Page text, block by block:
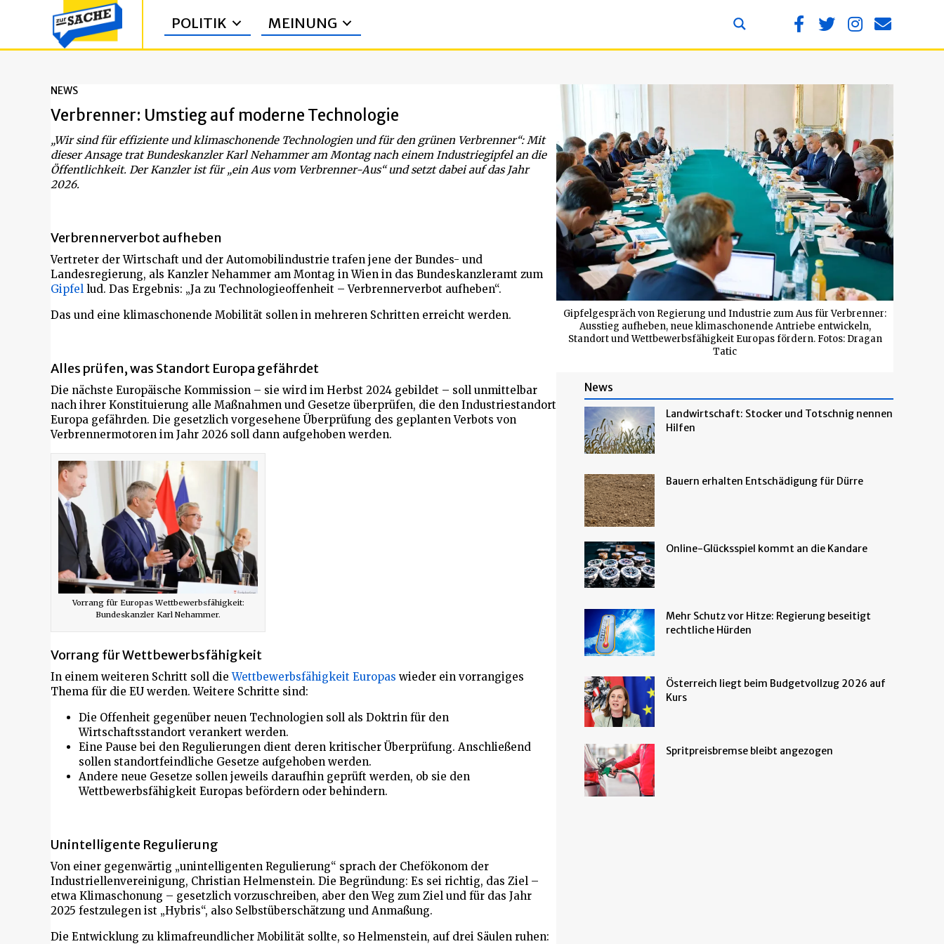
POLITIK MEINUNG
NEWS
Verbrenner: Umstieg auf moderne Technologie
„Wir sind für effiziente und klimaschonende Technologien und für den grünen Verbrenner“: Mit
dieser Ansage trat Bundeskanzler Karl Nehammer am Montag nach einem Industriegipfel an die
Öffentlichkeit. Der Kanzler ist für „ein Aus vom Verbrenner-Aus“ und setzt dabei auf das Jahr
2026.
Verbrennerverbot aufheben
Vertreter der Wirtschaft und der Automobilindustrie trafen jene der Bundes- und
Landesregierung, als Kanzler Nehammer am Montag in Wien in das Bundeskanzleramt zum
Gipfel lud. Das Ergebnis: „Ja zu Technologieoffenheit – Verbrennerverbot aufheben“.
Das und eine klimaschonende Mobilität sollen in mehreren Schritten erreicht werden.
Alles prüfen, was Standort Europa gefährdet
Die nächste Europäische Kommission – sie wird im Herbst 2024 gebildet – soll unmittelbar
nach ihrer Konstituierung alle Maßnahmen und Gesetze überprüfen, die den Industriestandort
Europa gefährden. Die gesetzlich vorgesehene Überprüfung des geplanten Verbots von
Verbrennermotoren im Jahr 2026 soll dann aufgehoben werden.
Vorrang für Europas Wettbewerbsfähigkeit:
Bundeskanzler Karl Nehammer.
Vorrang für Wettbewerbsfähigkeit
In einem weiteren Schritt soll dieWettbewerbsfähigkeit Europas wieder ein vorrangiges
Thema für die EU werden. Weitere Schritte sind:
Die Offenheit gegenüber neuen Technologien soll als Doktrin für den
Wirtschaftsstandort verankert werden.
Eine Pause bei den Regulierungen dient deren kritischer Überprüfung. Anschließend
sollen standortfeindliche Gesetze aufgehoben werden.
Andere neue Gesetze sollen jeweils daraufhin geprüft werden, ob sie den
Wettbewerbsfähigkeit Europas befördern oder behindern.
Unintelligente Regulierung
Von einer gegenwärtig „unintelligenten Regulierung“ sprach der Chefökonom der
Industriellenvereinigung, Christian Helmenstein. Die Begründung: Es sei richtig, das Ziel –
etwa Klimaschonung – gesetzlich vorzuschreiben, aber den Weg zum Ziel und für das Jahr
2025 festzulegen ist „Hybris“, also Selbstüberschätzung und Anmaßung.
Die Entwicklung zu klimafreundlicher Mobilität sollte, so Helmenstein, auf drei Säulen ruhen:
Gipfelgespräch von Regierung und Industrie zum Aus für Verbrenner:
Ausstieg aufheben, neue klimaschonende Antriebe entwickeln,
Standort und Wettbewerbsfähigkeit Europas fördern. Fotos: Dragan
Tatic
News
Landwirtschaft: Stocker und Totschnig nennen
Hilfen
Bauern erhalten Entschädigung für Dürre
Online-Glücksspiel kommt an die Kandare
Mehr Schutz vor Hitze: Regierung beseitigt
rechtliche Hürden
Österreich liegt beim Budgetvollzug 2026 auf
Kurs
Spritpreisbremse bleibt angezogen